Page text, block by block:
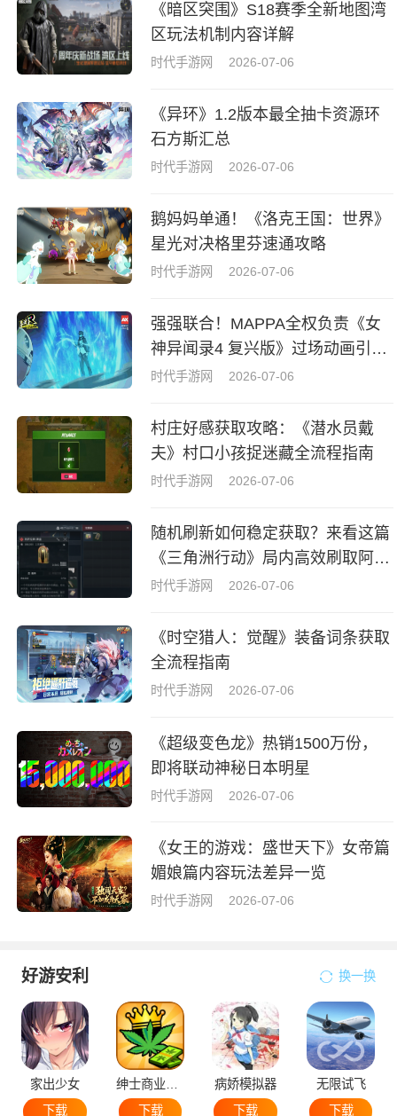
《暗区突围》S18赛季全新地图湾
区玩法机制内容详解
时代手游网 2026-07-06
《异环》1.2版本最全抽卡资源环
石方斯汇总
时代手游网 2026-07-06
鹅妈妈单通！《洛克王国：世界》
星光对决格里芬速通攻略
时代手游网 2026-07-06
强强联合！MAPPA全权负责《女
神异闻录4 复兴版》过场动画引热
议
时代手游网 2026-07-06
村庄好感获取攻略：《潜水员戴
夫》村口小孩捉迷藏全流程指南
时代手游网 2026-07-06
随机刷新如何稳定获取？来看这篇
《三角洲行动》局内高效刷取阿萨
拉牌盒指南
时代手游网 2026-07-06
《时空猎人：觉醒》装备词条获取
全流程指南
时代手游网 2026-07-06
《超级变色龙》热销1500万份，
即将联动神秘日本明星
时代手游网 2026-07-06
《女王的游戏：盛世天下》女帝篇
媚娘篇内容玩法差异一览
时代手游网 2026-07-06
好游安利 换一换
家出少女
下载
下载
病娇模拟器
下载
无限试飞
下载